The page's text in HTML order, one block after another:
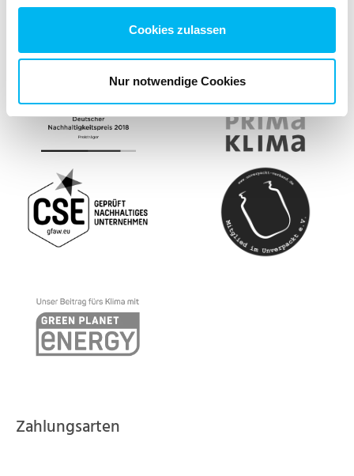
Cookies zulassen
Nur notwendige Cookies
Zertifizierungen & Auszeichnungen
Zahlungsarten